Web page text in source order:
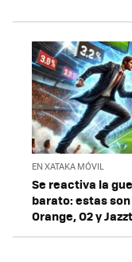
EN XATAKA MÓVIL
Se reactiva la
barato: estas
Orange, O2 y